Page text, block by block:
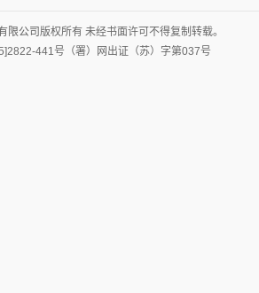
限公司 版权所有 未经书面许可不得复制转载。
441号（署）网出证（苏）字第037号